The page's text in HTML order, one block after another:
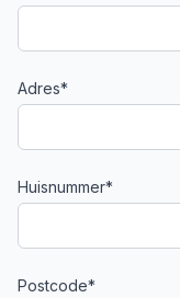
Adres*
Huisnummer*
Postcode*